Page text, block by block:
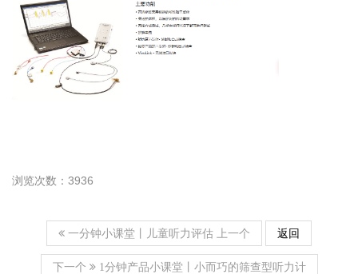
浏览次数：3936
一分钟小课堂丨儿童听力评估 上一个 返回
下一个 1分钟产品小课堂丨小而巧的筛查型听力计